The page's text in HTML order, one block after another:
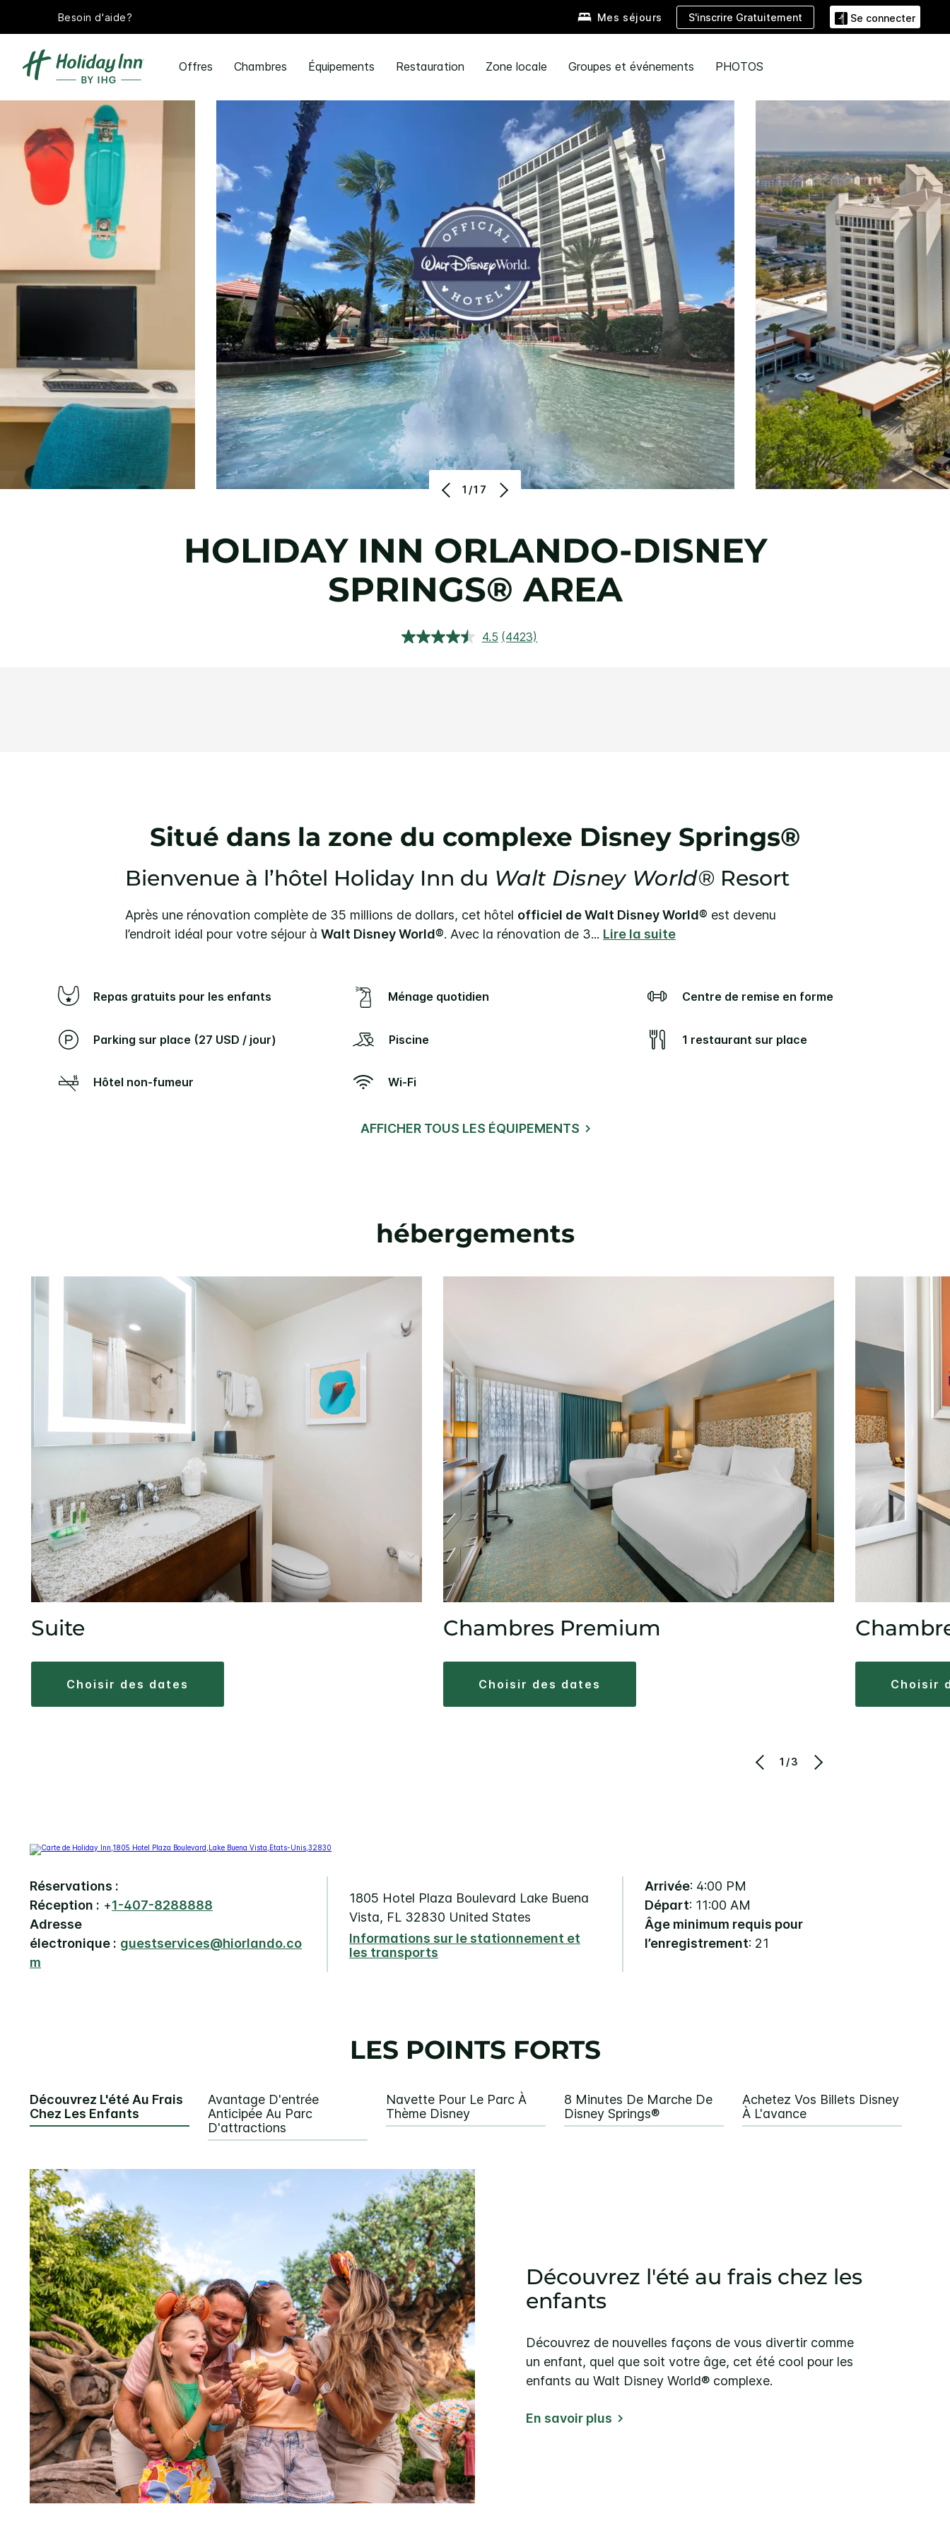
Besoin d'aide? Mes séjours S'inscrire Gratuitement Se connecter
Offres Chambres Équipements Restauration Zone locale Groupes et événements PHOTOS
1/17
HOLIDAY INN ORLANDO-DISNEY
SPRINGS® AREA
4.5 Lire
(4423)
Situé dans la zone du complexe Disney Springs®
Bienvenue à l’hôtel Holiday Inn du Walt Disney World®Resort
Après une rénovation complète de 35 millions de dollars, cet hôtel officiel de Walt Disney World® est devenu
l’endroit idéal pour votre séjour à Walt Disney World®. Avec la rénovation de 3... Lire la suite
Repas gratuits pour les enfants Ménage quotidien Centre de remise en forme
Parking sur place (27 USD / jour) Piscine 1 restaurant sur place
Hôtel non-fumeur Wi-Fi
AFFICHER TOUS LES ÉQUIPEMENTS
hébergements
Suite
choisir des dates
Chambres Premium
choisir des dates choisir
1/3
Réservations :
Réception : +1-407-8288888
Adresse
électronique : guestservices@hiorlando.co
m
1805 Hotel Plaza Boulevard Lake Buena
Vista, FL 32830 United States
Informations sur le stationnement et
les transports
Arrivée: 4:00 PM
Départ: 11:00 AM
Âge minimum requis pour
l’enregistrement: 21
LES POINTS FORTS
Découvrez L'été Au Frais
Chez Les Enfants
Avantage D'entrée
Anticipée Au Parc
D'attractions
Navette Pour Le Parc À
Thème Disney
8 Minutes De Marche De
Disney Springs®
Achetez Vos Billets Disney
À L'avance
Découvrez l'été au frais chez les
enfants
Découvrez de nouvelles façons de vous divertir comme
un enfant, quel que soit votre âge, cet été cool pour les
enfants au Walt Disney World® complexe.
En savoir plus